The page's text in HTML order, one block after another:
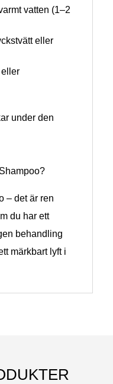
vatten (1–2
eller
under den
– det är ren
du har ett
behandling
märkbart lyft i